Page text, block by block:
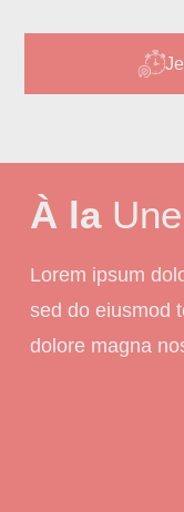
À laUne
Lorem ipsum
sed do eiusmod
dolore magna